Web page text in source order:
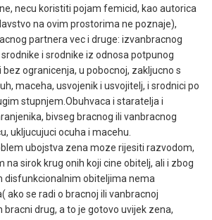
necu koristiti pojam femicid, kao autorica
na ovim prostorima ne poznaje),
partnera vec i druge: izvanbracnog
i srodnike iz odnosa potpunog
bez ogranicenja, u pobocnoj, zakljucno s
maceha, usvojenik i usvojitelj, i srodnici po
stupnjem.Obuhvaca i staratelja i
bivseg bracnog ili vanbracnog
ukljucujuci ocuha i macehu.
ubojstva zena moze rijesiti razvodom,
na sirok krug onih koji cine obitelj, ali i zbog
disfunkcionalnim obiteljima nema
ako se radi o bracnoj ili vanbracnoj
bracni drug, a to je gotovo uvijek zena,